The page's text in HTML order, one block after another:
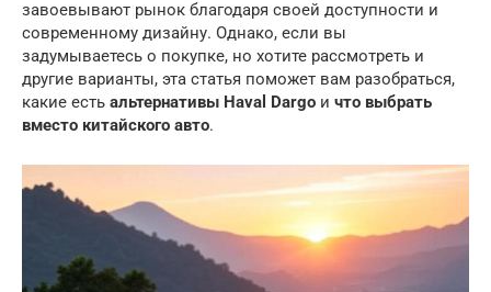
завоевывают рынок благодаря своей доступности и
современному дизайну. Однако, если вы
задумываетесь о покупке, но хотите рассмотреть и
другие варианты, эта статья поможет вам разобраться,
какие есть альтернативы Haval Dargo и что выбрать
вместо китайского авто.